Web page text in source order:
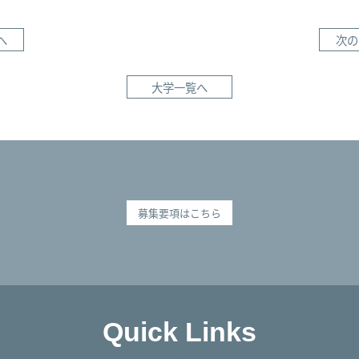
次
大学一覧へ
募集要項はこちら
Quick Links